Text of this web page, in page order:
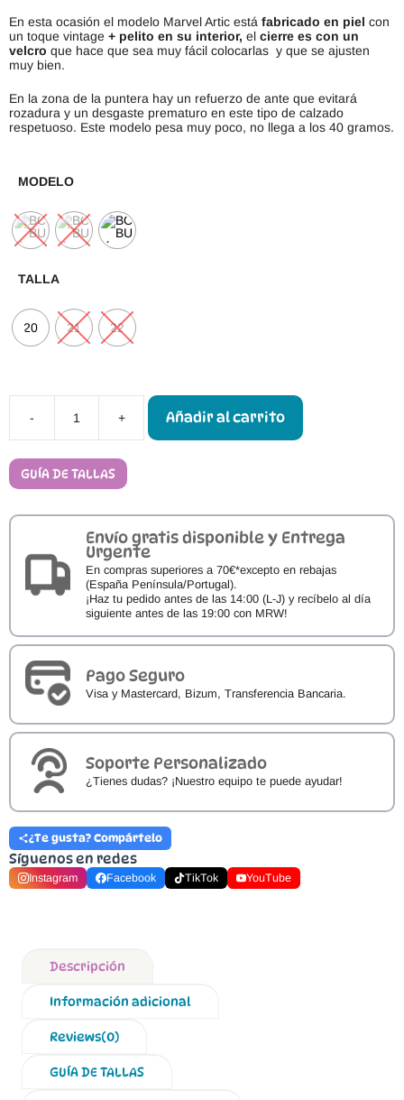
En esta ocasión el modelo Marvel Artic está fabricado en piel con
un toque vintage + pelito en su interior, el cierre es con un
velcro que hace que sea muy fácil colocarlas y que se ajusten
muy bien.
En la zona de la puntera hay un refuerzo de ante que evitará
rozadura y un desgaste prematuro en este tipo de calzado
respetuoso. Este modelo pesa muy poco, no llega a los 40 gramos.
MODELO
TALLA
20 21 22
-
Calzado
Primeros
+ Añadir al carrito
GUÍA DE TALLAS
Envío gratis disponible y Entrega
Urgente
En compras superiores a 70€*excepto en rebajas
(España Península/Portugal).
¡Haz tu pedido antes de las 14:00 (L-J) y recíbelo al día
siguiente antes de las 19:00 con MRW!
Pago Seguro
Visa y Mastercard, Bizum, Transferencia Bancaria.
Soporte Personalizado
¿Tienes dudas? ¡Nuestro equipo te puede ayudar!
¿Te gusta? Compártelo
Síguenos en redes
Instagram Facebook TikTok YouTube
Descripción
Información adicional
Reviews(0)
GUÍA DE TALLAS